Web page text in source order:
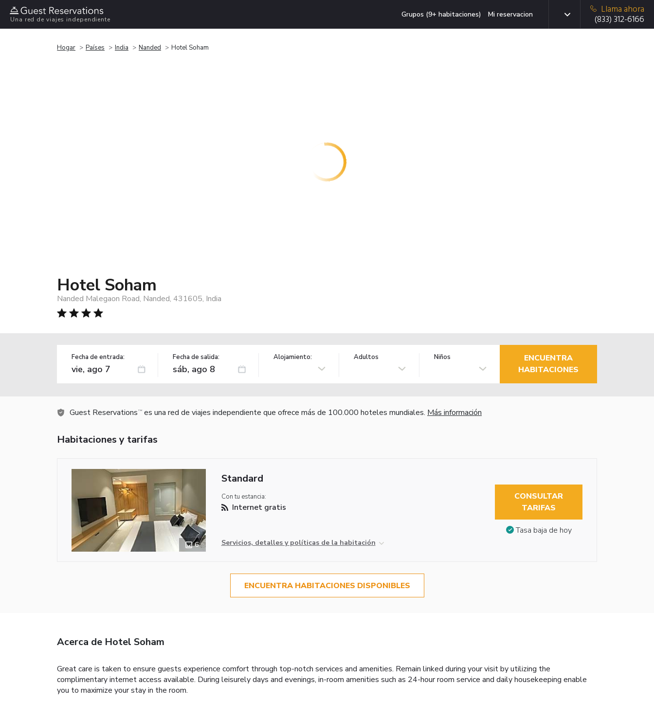
Una red de viajes independiente
Grupos (9+ habitaciones) Mi reservacion
Llama ahora
(833) 312-6166
Hogar Países India Nanded Hotel Soham
Hotel Soham
Nanded Malegaon Road, Nanded, 431605, India
Fecha de entrada: Fecha de salida: Alojamiento: Adultos Niños
ENCUENTRA
HABITACIONES
Guest Reservations TM es una red de viajes independiente que ofrece más de 100.000 hoteles mundiales. Más información
Habitaciones y tarifas
6
Standard
Con tu estancia:
Internet gratis
Servicios, detalles y políticas de la habitación
CONSULTAR
TARIFAS
Tasa baja de hoy
ENCUENTRA HABITACIONES DISPONIBLES
Acerca de Hotel Soham
Great care is taken to ensure guests experience comfort through top-notch services and amenities. Remain linked during your visit by utilizing the
complimentary internet access available. During leisurely days and evenings, in-room amenities such as 24-hour room service and daily housekeeping enable
you to maximize your stay in the room.